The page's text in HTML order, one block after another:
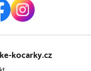
kocarky.cz